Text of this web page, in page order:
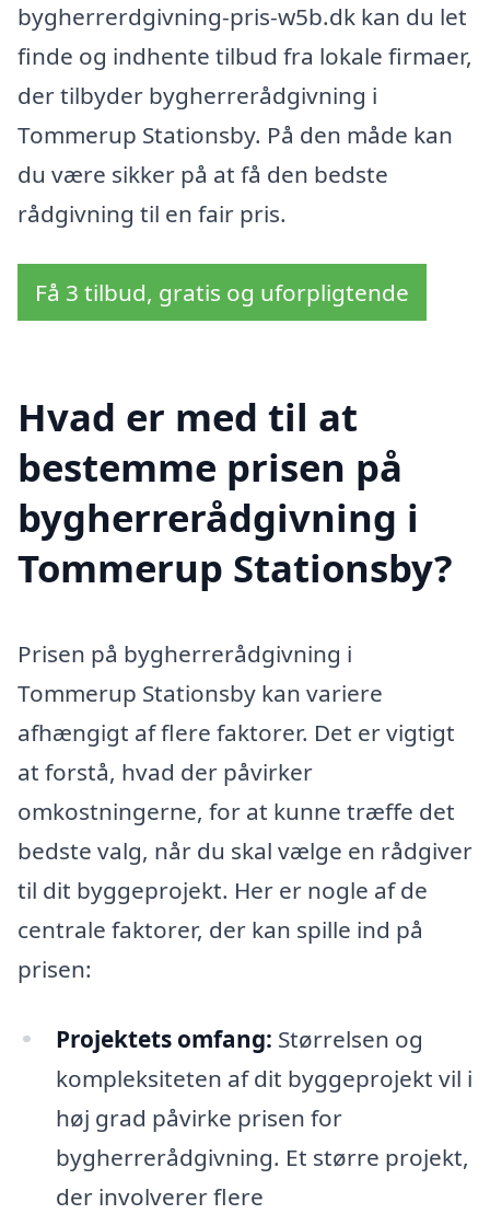
bygherrerdgivning-pris-w5b.dk kan du let
finde og indhente tilbud fra lokale firmaer,
der tilbyder bygherrerådgivning i
Tommerup Stationsby. På den måde kan
du være sikker på at få den bedste
rådgivning til en fair pris.
Få 3 tilbud, gratis og uforpligtende
Hvad er med til at
bestemme prisen på
bygherrerådgivning i
Tommerup Stationsby?
Prisen på bygherrerådgivning i
Tommerup Stationsby kan variere
afhængigt af flere faktorer. Det er vigtigt
at forstå, hvad der påvirker
omkostningerne, for at kunne træffe det
bedste valg, når du skal vælge en rådgiver
til dit byggeprojekt. Her er nogle af de
centrale faktorer, der kan spille ind på
prisen:
Projektets omfang: Størrelsen og
kompleksiteten af dit byggeprojekt vil i
høj grad påvirke prisen for
bygherrerådgivning. Et større projekt,
der involverer flere